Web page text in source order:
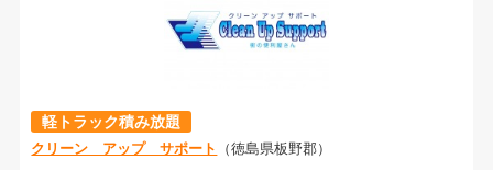
軽トラック積み放題
クリーン アップ サポート （徳島県板野郡）